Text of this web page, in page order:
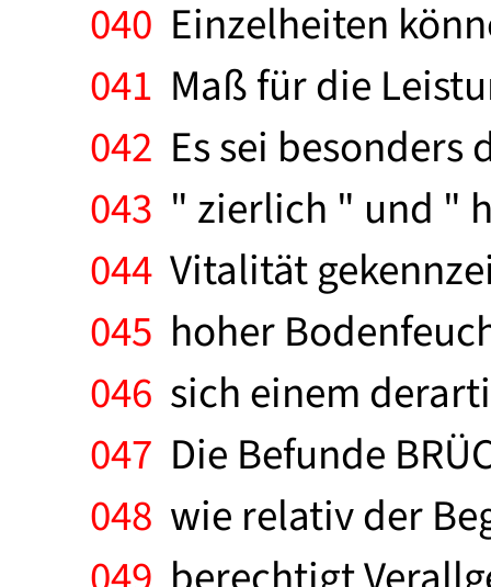
040 Einzelheiten
041 Maß für die
042 Es sei
043 " zierlich " und "
044 Vitalität
045 hoher
046 sich einem
047 Die Befunde
048 wie relativ der